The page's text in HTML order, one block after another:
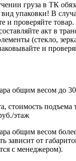
груза в ТК
упаковки! В
и проверяйте
акт в
(стекло,
и
общим весом до 30
стоимость подъема
этаж
общим весом
зависит от
с менеджером).